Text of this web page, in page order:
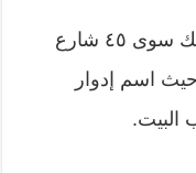
لا أعرفُ عنوانًا لبيتٍ في حي الزمالك سوى ٤٥ شارع
اسم إدوار
البيت.